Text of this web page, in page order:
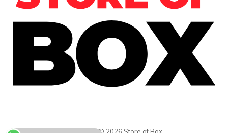
Copyright © 2026 Store of Box